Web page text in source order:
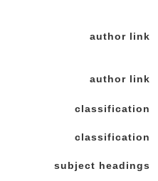
author link
author link
classification
classification
subject headings